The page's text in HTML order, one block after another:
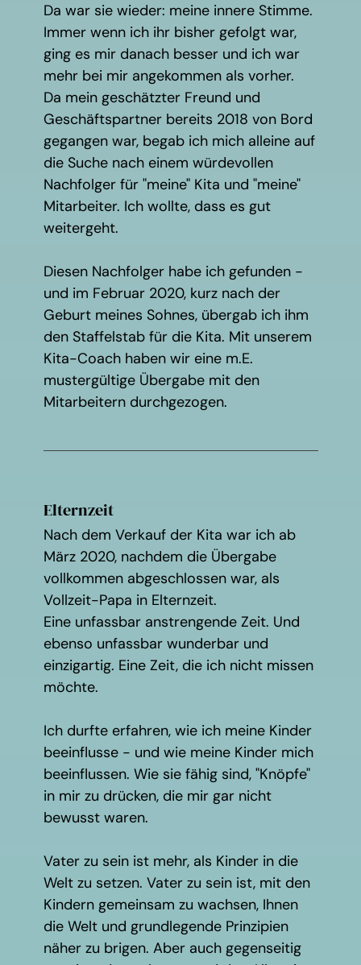
Da war sie wieder: meine innere Stimme.
Immer wenn ich ihr bisher gefolgt war,
ging es mir danach besser und ich war
mehr bei mir angekommen als vorher.
Da mein geschätzter Freund und
Geschäftspartner bereits 2018 von Bord
gegangen war, begab ich mich alleine auf
die Suche nach einem würdevollen
Nachfolger für "meine" Kita und "meine"
Mitarbeiter. Ich wollte, dass es gut
weitergeht.
Diesen Nachfolger habe ich gefunden -
und im Februar 2020, kurz nach der
Geburt meines Sohnes, übergab ich ihm
den Staffelstab für die Kita. Mit unserem
Kita-Coach haben wir eine m.E.
mustergültige Übergabe mit den
Mitarbeitern durchgezogen.
Elternzeit
Nach dem Verkauf der Kita war ich ab
März 2020, nachdem die Übergabe
vollkommen abgeschlossen war, als
Vollzeit-Papa in Elternzeit.
Eine unfassbar anstrengende Zeit. Und
ebenso unfassbar wunderbar und
einzigartig. Eine Zeit, die ich nicht missen
möchte.
Ich durfte erfahren, wie ich meine Kinder
beeinflusse - und wie meine Kinder mich
beeinflussen. Wie sie fähig sind, "Knöpfe"
in mir zu drücken, die mir gar nicht
bewusst waren.
Vater zu sein ist mehr, als Kinder in die
Welt zu setzen. Vater zu sein ist, mit den
Kindern gemeinsam zu wachsen, Ihnen
die Welt und grundlegende Prinzipien
näher zu brigen. Aber auch gegenseitig